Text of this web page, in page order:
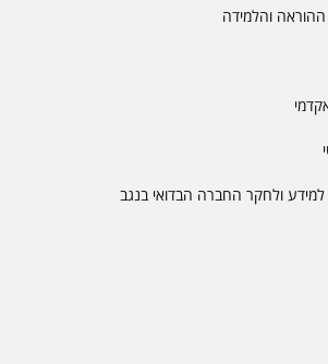
ההוראה והלמידה
למידע ולחקר החברה הבדואי בנגב